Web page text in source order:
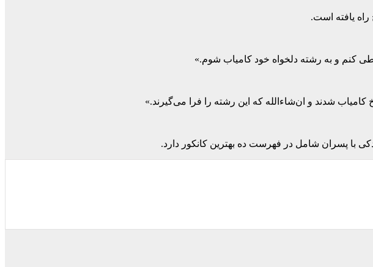
یافته است.
کنم و به رشته دلخواه خود کامیاب شوم.»
شدند و ان‌شاءالله که این رشته را فرا می‌گیرند.»
با پسران شامل در فهرست ده بهترین کانکور دارد.